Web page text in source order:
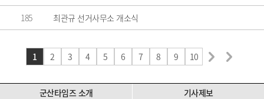
185 최관규 선거사무소 개소식
1 2 3 4 5 6 7 8 9 10
군산타임즈 소개
기사제보